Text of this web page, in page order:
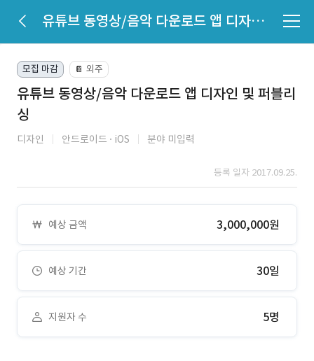
유튜브 동영상/음악 다운로드 앱 디자인 및 퍼블리싱
모집 마감 📔 외주
유튜브 동영상/음악 다운로드 앱 디자인 및 퍼블리
싱
디자인 안드로이드 iOS 분야 미입력
등록 일자 2017.09.25.
예상 금액 3,000,000원
예상 기간 30일
지원자 수 5명